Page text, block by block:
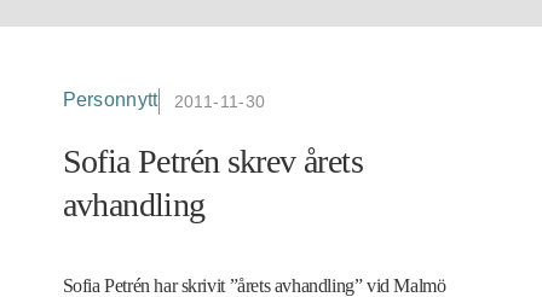
Personnytt 2011-11-30
Sofia Petrén skrev årets
avhandling
Sofia Petrén har skrivit ”årets avhandling” vid Malmö